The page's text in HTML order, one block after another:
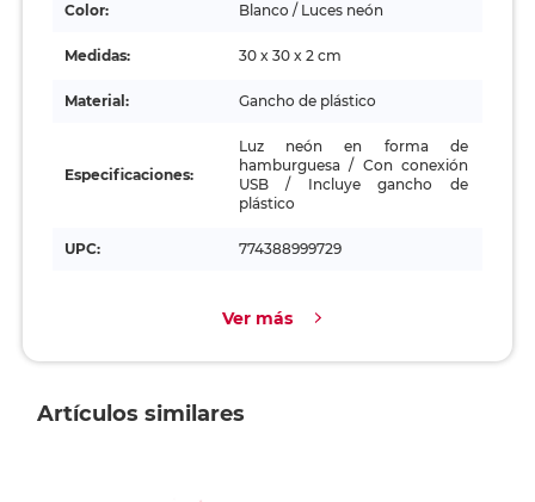
Color: Blanco / Luces neón
Medidas: 30 x 30 x 2 cm
Material: Gancho de plástico
Especificaciones:
Luz neón en forma de
hamburguesa / Con conexión
USB / Incluye gancho de
plástico
UPC: 774388999729
Ver más
Artículos similares